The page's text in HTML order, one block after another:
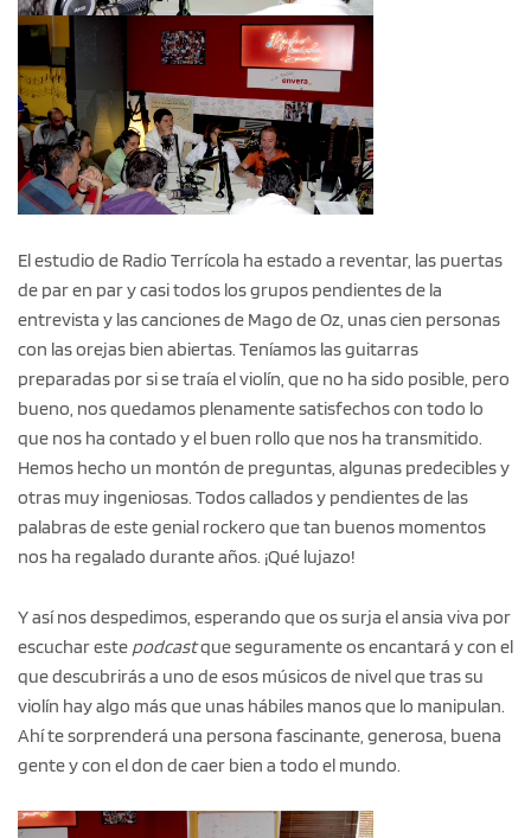
El estudio de Radio Terrícola ha estado a reventar, las puertas
de par en par y casi todos los grupos pendientes de la
entrevista y las canciones de Mago de Oz, unas cien personas
con las orejas bien abiertas. Teníamos las guitarras
preparadas por si se traía el violín, que no ha sido posible, pero
bueno, nos quedamos plenamente satisfechos con todo lo
que nos ha contado y el buen rollo que nos ha transmitido.
Hemos hecho un montón de preguntas, algunas predecibles y
otras muy ingeniosas. Todos callados y pendientes de las
palabras de este genial rockero que tan buenos momentos
nos ha regalado durante años. ¡Qué lujazo!
Y así nos despedimos, esperando que os surja el ansia viva por
escuchar este podcastque seguramente os encantará y con el
que descubrirás a uno de esos músicos de nivel que tras su
violín hay algo más que unas hábiles manos que lo manipulan.
Ahí te sorprenderá una persona fascinante, generosa, buena
gente y con el don de caer bien a todo el mundo.